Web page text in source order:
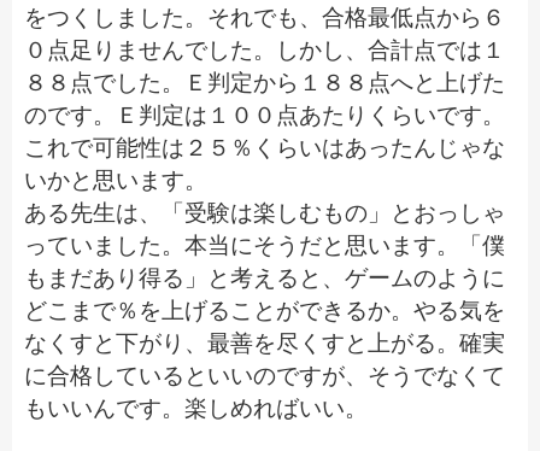
をつくしました。それでも、合格最低点から６
０点足りませんでした。しかし、合計点では１
８８点でした。Ｅ判定から１８８点へと上げた
のです。Ｅ判定は１００点あたりくらいです。
これで可能性は２５％くらいはあったんじゃな
いかと思います。
ある先生は、「受験は楽しむもの」とおっしゃ
っていました。本当にそうだと思います。「僕
もまだあり得る」と考えると、ゲームのように
どこまで％を上げることができるか。やる気を
なくすと下がり、最善を尽くすと上がる。確実
に合格しているといいのですが、そうでなくて
もいいんです。楽しめればいい。